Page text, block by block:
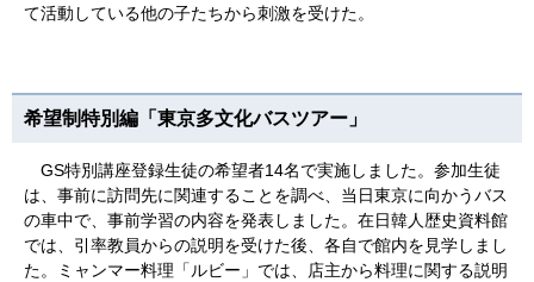
て活動している他の子たちから刺激を受けた。
希望制特別編「東京多文化バスツアー」
GS特別講座登録生徒の希望者14名で実施しました。参加生徒
は、事前に訪問先に関連することを調べ、当日東京に向かうバス
の車中で、事前学習の内容を発表しました。在日韓人歴史資料館
では、引率教員からの説明を受けた後、各自で館内を見学しまし
た。ミャンマー料理「ルビー」では、店主から料理に関する説明